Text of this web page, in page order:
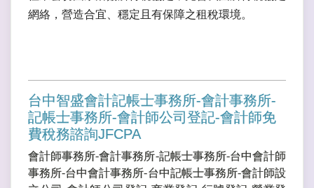
網絡，營造合宜、穩定且有保障之租稅環境。
台中智盛會計記帳士事務所-會計事務所-
記帳士事務所-會計師公司登記-會計師免
費稅務諮詢JFCPA
會計師事務所-會計事務所-記帳士事務所-台中會計師
事務所-台中會計事務所-台中記帳士事務所-會計師設